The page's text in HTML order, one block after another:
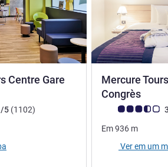
Centre Gare 2 estrelas
ALL)
5 (1102comentários
)
Mercure
Congrès
Nota clientes
Em936 m
Ver em um